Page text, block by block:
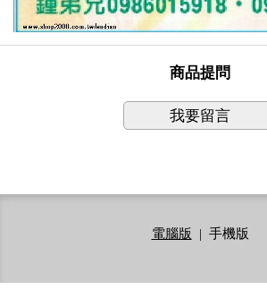
商品提問
我要留言
電腦版 | 手機版